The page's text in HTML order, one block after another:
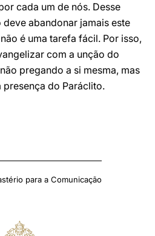
cada um de nós. Desse
abandonar jamais este
é uma tarefa fácil. Por isso,
com a unção do
pregando a si mesma, mas
do Paráclito.
para a Comunicação